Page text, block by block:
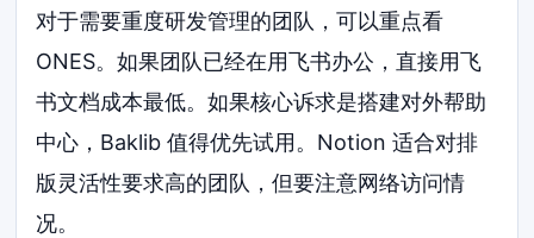
对于需要重度研发管理的团队，可以重点看
ONES。如果团队已经在用飞书办公，直接用飞
书文档成本最低。如果核心诉求是搭建对外帮助
中心，Baklib 值得优先试用。Notion 适合对排
版灵活性要求高的团队，但要注意网络访问情
况。